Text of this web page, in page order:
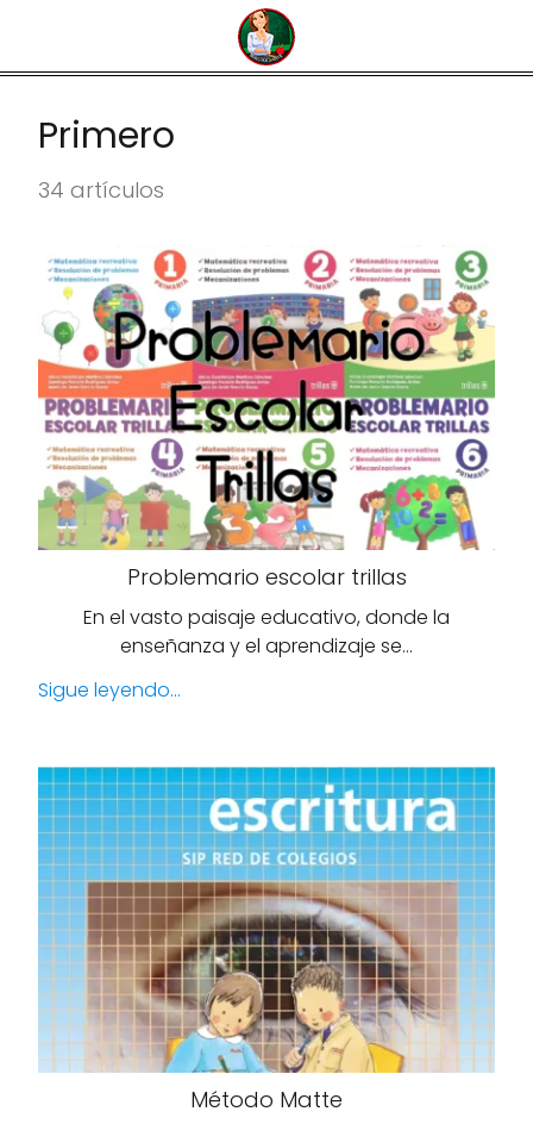
Primero
34 artículos
Problemario escolar trillas
En el vasto paisaje educativo, donde la
enseñanza y el aprendizaje se…
Sigue leyendo...
Método Matte